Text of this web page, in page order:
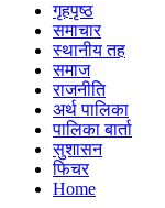
गृहपृष्‍ठ
समाचार
स्थानीय तह
समाज
राजनीति
अर्थ पालिका
पालिका बार्ता
सुशासन
फिचर
Home